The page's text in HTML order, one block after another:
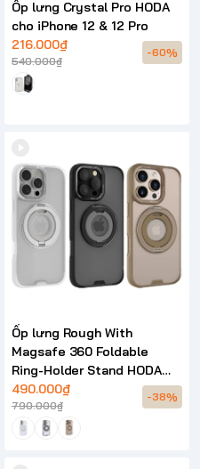
Ốp lưng Crystal Pro HODA
cho iPhone 12 & 12 Pro
216.000₫
540.000₫
-60%
Ốp lưng Rough With
Magsafe 360 Foldable
Ring-Holder Stand HODA
cho iPhone 16 Series
490.000₫
790.000₫
-38%